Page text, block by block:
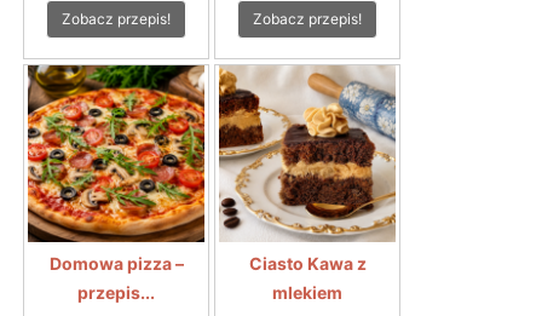
Zobacz przepis! Zobacz przepis!
Domowa pizza –
przepis...
Ciasto Kawa z
mlekiem